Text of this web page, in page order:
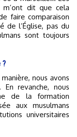
m’ont dit que cela
faire comparaison
de l’Église, pas du
sont toujours
?
nous avons
revanche, nous
de la formation
aux musulmans
universitaires